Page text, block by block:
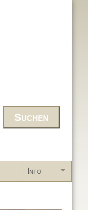
Info